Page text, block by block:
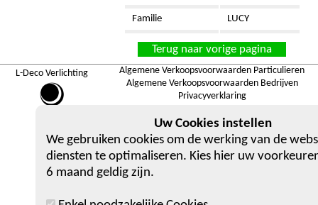
Uw Cookies instellen
We gebruiken cookies om de werking van de
diensten te optimaliseren. Kies hier uw
6 maand geldig zijn.
Familie LUCY
Terug naar vorige pagina
L-Deco Verlichting
Algemene Verkoopsvoorwaarden Particulieren
Algemene Verkoopsvoorwaarden Bedrijven
Privacyverklaring
SHOWROOM
Berlaarsestraat 36, 2500 Lier